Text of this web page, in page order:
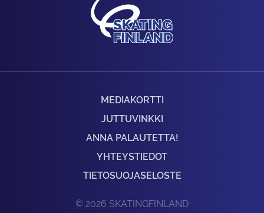
MEDIAKORTTI
JUTTUVINKKI
ANNA PALAUTETTA!
YHTEYSTIEDOT
TIETOSUOJASELOSTE
© 2026 SKATINGFINLAND